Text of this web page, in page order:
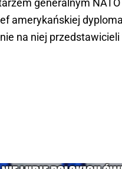
generalnym
amerykańskiej
na niej przedstawicieli